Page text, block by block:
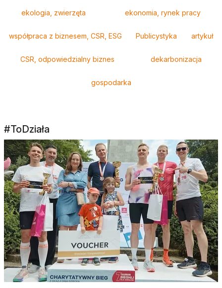
ekologia, zwierzęta ekonomia, rynek pracy
współpraca z biznesem, CSR, ESG Publicystyka artykuł
CSR, odpowiedzialny biznes dekarbonizacja
gospodarka
#ToDziała